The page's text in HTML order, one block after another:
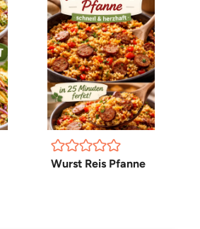
Wurst Reis Pfanne